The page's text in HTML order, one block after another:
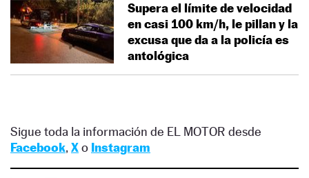
Supera el límite de velocidad
en casi 100 km/h, le pillan y la
excusa que da a la policía es
antológica
Sigue toda la información de EL MOTOR desde
Facebook, Xo Instagram